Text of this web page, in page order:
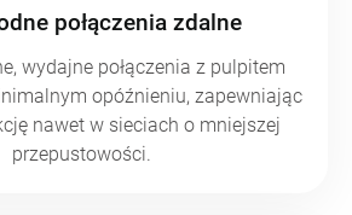
połączenia zdalne
wydajne połączenia z pulpitem
opóźnieniu, zapewniając
nawet w sieciach o mniejszej
przepustowości.